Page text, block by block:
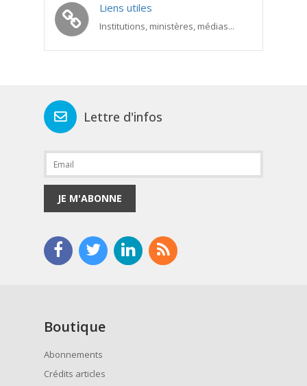
Liens utiles
Institutions, ministères, médias...
Lettre d'infos
JE M'ABONNE
Boutique
Abonnements
Crédits articles